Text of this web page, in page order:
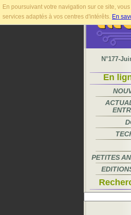
En poursuivant votre navigation sur ce site,
services adaptés à vos centres d'intérêts. En
N°177-
En
PETITES